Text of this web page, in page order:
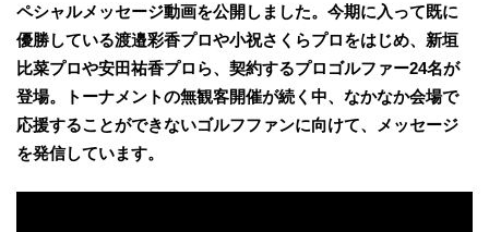
ペシャルメッセージ動画を公開しました。今期に入って既に
優勝している渡邉彩香プロや小祝さくらプロをはじめ、新垣
比菜プロや安田祐香プロら、契約するプロゴルファー24名が
登場。トーナメントの無観客開催が続く中、なかなか会場で
応援することができないゴルフファンに向けて、メッセージ
を発信しています。